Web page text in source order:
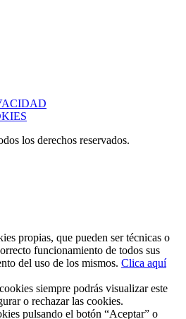
los derechos reservados.
propias, que pueden ser técnicas o
funcionamiento de todos sus
del uso de los mismos. Clica aquí
siempre podrás visualizar este
o rechazar las cookies.
pulsando el botón “Aceptar” o